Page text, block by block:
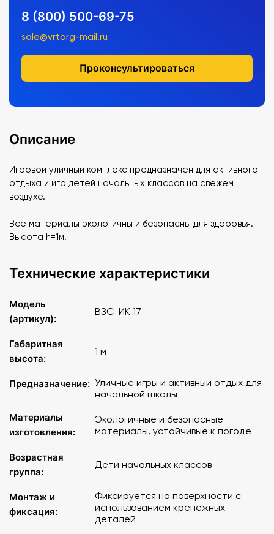
8 (800) 500-69-75
sale@vrtorg-mail.ru
Проконсультироваться
Описание
Игровой уличный комплекс предназначен для активного
отдыха и игр детей начальных классов на свежем
воздухе.
Все материалы экологичны и безопасны для здоровья.
Высота h=1м.
Технические характеристики
Модель
(артикул):
ВЗС-ИК 17
Габаритная
высота:
1 м
Предназначение: Уличные игры и активный отдых для
начальной школы
Материалы
изготовления:
Экологичные и безопасные
материалы, устойчивые к погоде
Возрастная
группа:
Дети начальных классов
Монтаж и
фиксация:
Фиксируется на поверхности с
использованием крепёжных
деталей